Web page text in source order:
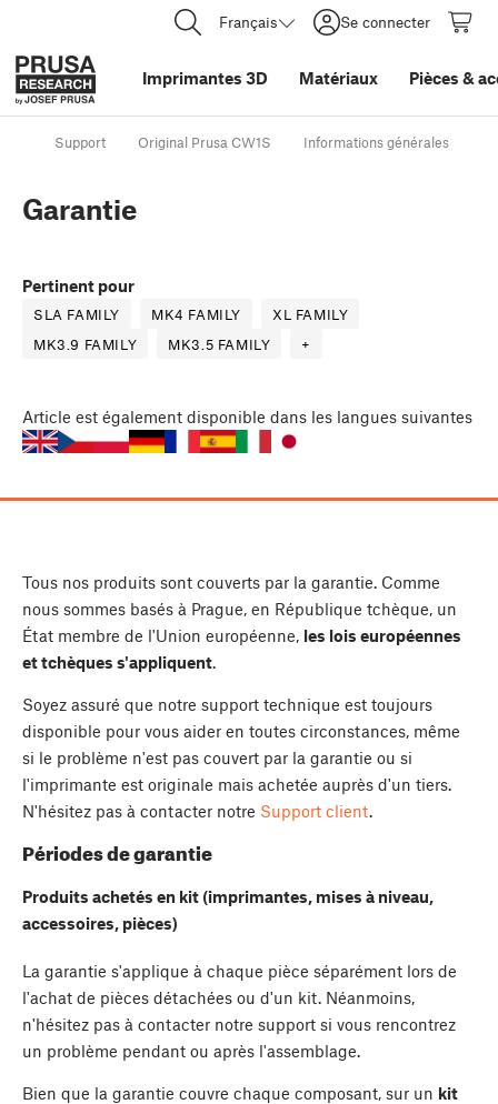
Français Se connecter
Imprimantes 3D Matériaux Pièces &
Support Original Prusa CW1S Informations générales
Garantie
Pertinent pour
SLA FAMILY MK4 FAMILY
XL FAMILY
MK3.9 FAMILY
MK3.5 FAMILY +
Article est également disponible dans les langues suivantes
Tous nos produits sont couverts par la garantie. Comme
nous sommes basés à Prague, en République tchèque, un
État membre de l'Union européenne, les lois européennes
et tchèques s'appliquent.
Soyez assuré que notre support technique est toujours
disponible pour vous aider en toutes circonstances, même
si le problème n'est pas couvert par la garantie ou si
l'imprimante est originale mais achetée auprès d'un tiers.
N'hésitez pas à contacter notre Support client.
Périodes de garantie
Produits achetés en kit (imprimantes, mises à niveau,
accessoires, pièces)
La garantie s'applique à chaque pièce séparément lors de
l'achat de pièces détachées ou d'un kit. Néanmoins,
n'hésitez pas à contacter notre support si vous rencontrez
un problème pendant ou après l'assemblage.
Bien que la garantie couvre chaque composant, sur un kit